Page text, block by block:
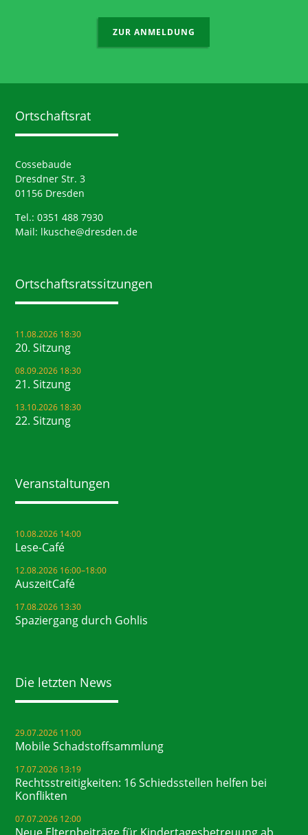
ZUR ANMELDUNG
Ortschaftsrat
Cossebaude
Dresdner Str. 3
01156 Dresden
Tel.: 0351 488 7930
Mail: lkusche@dresden.de
Ortschaftsrats­sitzungen
11.08.2026 18:30
20. Sitzung
08.09.2026 18:30
21. Sitzung
13.10.2026 18:30
22. Sitzung
Veranstaltungen
10.08.2026 14:00
Lese-Café
12.08.2026 16:00–18:00
AuszeitCafé
17.08.2026 13:30
Spaziergang durch Gohlis
Die letzten News
29.07.2026 11:00
Mobile Schadstoffsammlung
17.07.2026 13:19
Rechtsstreitigkeiten: 16 Schiedsstellen helfen bei
Konflikten
07.07.2026 12:00